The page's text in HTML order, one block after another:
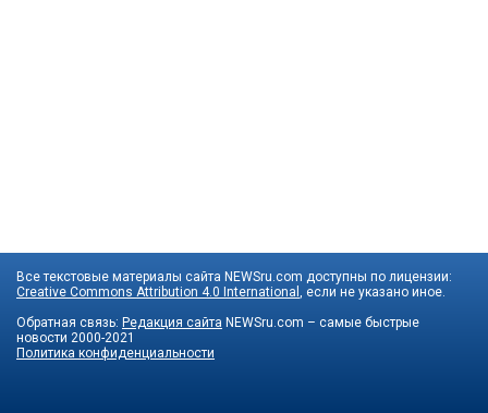
Все текстовые материалы сайта NEWSru.com доступны по лицензии:
Creative Commons Attribution 4.0 International
, если не указано иное.
Обратная связь: Редакция сайта NEWSru.com – самые быстрые
новости 2000-2021
Политика конфиденциальности